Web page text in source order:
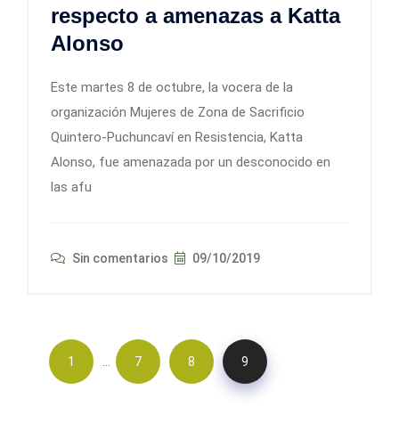
respecto a amenazas a Katta
Alonso
Este martes 8 de octubre, la vocera de la
organización Mujeres de Zona de Sacrificio
Quintero-Puchuncaví en Resistencia, Katta
Alonso, fue amenazada por un desconocido en
las afu
Sin comentarios 09/10/2019
1 … 7 8 9